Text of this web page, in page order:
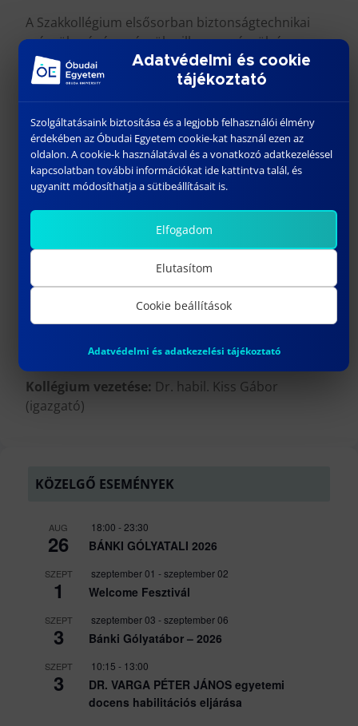
A Szakkollégium elsősorban biztonságtechnikai
mérnök, gépészmérnök, villamosmérnök és
informatikushallgatók, kutatók közösségbe
szervezésével kívánja elősegíteni a biztonsággal, a
védelemmel, a műszaki biztonsággal kapcsolatos
ismereteik bővítését, általános, szakmai és
tudományos tájékozottságuk kiterjesztését. A
Szakkollégium nevelő tevékenységet is ellát, így
őrzi és tagjainak átadja a biztonságtudomány
interdiszciplináris értékeit, bemutatja a
kiemelkedő magyar kutatók munkásságát. A
Biztonságtudományi Szakkollégium szeretettel
várja a tehetséges és a szakma iránt különösen
érdeklődő hallgatókat.
Hivatalos weboldal
Kollégium vezetése: Dr. habil. Kiss Gábor
(igazgató)
KÖZELGŐ ESEMÉNYEK
AUG
26
18:00 - 23:30
BÁNKI GÓLYATALI 2026
SZEPT
1
szeptember 01 -szeptember 02
Welcome Fesztivál
SZEPT
3
szeptember 03 -szeptember 06
Bánki Gólyatábor – 2026
SZEPT
3
10:15 - 13:00
DR. VARGA PÉTER JÁNOS egyetemi
docens habilitációs eljárása
Adatvédelmi és cookie
tájékoztató
Szolgáltatásaink biztosítása és a legjobb felhasználói élmény
érdekében az Óbudai Egyetem cookie-kat használ ezen az
oldalon. A cookie-k használatával és a vonatkozó adatkezeléssel
kapcsolatban további információkat ide kattintva talál, és
ugyanitt módosíthatja a sütibeállításait is.
Elfogadom
Elutasítom
Cookie beállítások
Adatvédelmi és adatkezelési tájékoztató